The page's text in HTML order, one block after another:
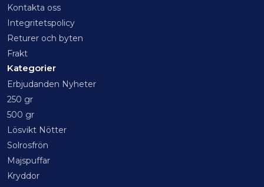
Kontakta oss
Integritetspolicy
Returer och byten
Frakt
Kategorier
Erbjudanden Nyheter
250 gr
500 gr
Lösvikt Nötter
Solrosfrön
Majspuffar
Kryddor